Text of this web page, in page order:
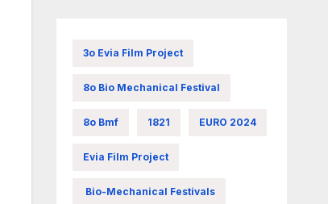
3ο Evia Film Project
8ο Bio Mechanical Festival
8ο Bmf 1821 EURO 2024
Evia Film Project
Bio-Mechanical Festivals